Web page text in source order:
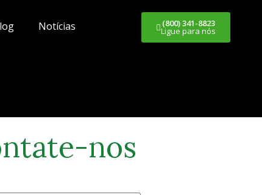
(800) 341-8823
Ligue para nós
Notícias
nos